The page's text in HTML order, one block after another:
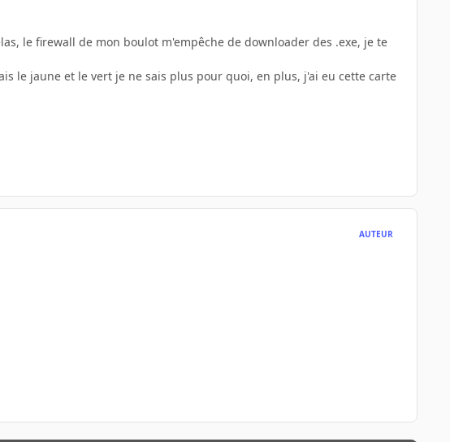
le firewall de mon boulot m'empêche de downloader des .exe, je te
le jaune et le vert je ne sais plus pour quoi, en plus, j'ai eu cette carte
AUTEUR